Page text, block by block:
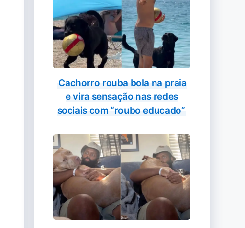
Cachorro rouba bola na praia
e vira sensação nas redes
sociais com “roubo educado”